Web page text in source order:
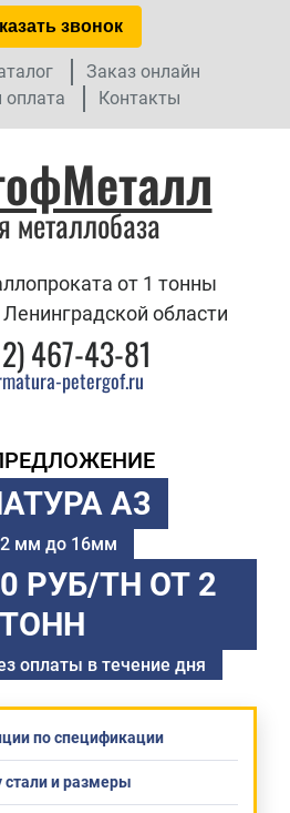
звонок
Заказ онлайн
оплата
Контакты
металлобаза
от 1 тонны
области
467-43-81
petergof.ru
А3
мм до 16мм
РУБ/ТН ОТ 2
ТОНН
оплаты в течение дня
по спецификации
и размеры